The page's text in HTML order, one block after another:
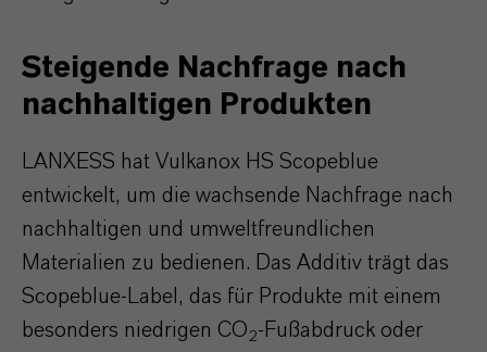
Steigende Nachfrage nach
nachhaltigen Produkten
LANXESS hat Vulkanox HS Scopeblue
entwickelt, um die wachsende Nachfrage nach
nachhaltigen und umweltfreundlichen
Materialien zu bedienen. Das Additiv trägt das
Scopeblue-Label, das für Produkte mit einem
besonders niedrigen CO 2-Fußabdruck oder